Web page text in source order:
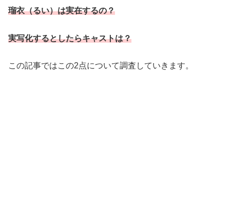
瑠衣（るい）は実在するの？
実写化するとしたらキャストは？
この記事ではこの2点について調査していきます。